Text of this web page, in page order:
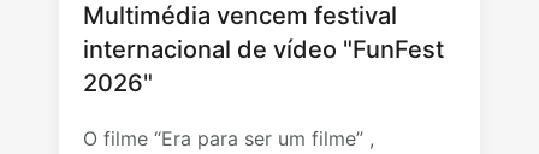
Multimédia vencem festival
internacional de vídeo "FunFest
2026"
O filme “Era para ser um filme” ,